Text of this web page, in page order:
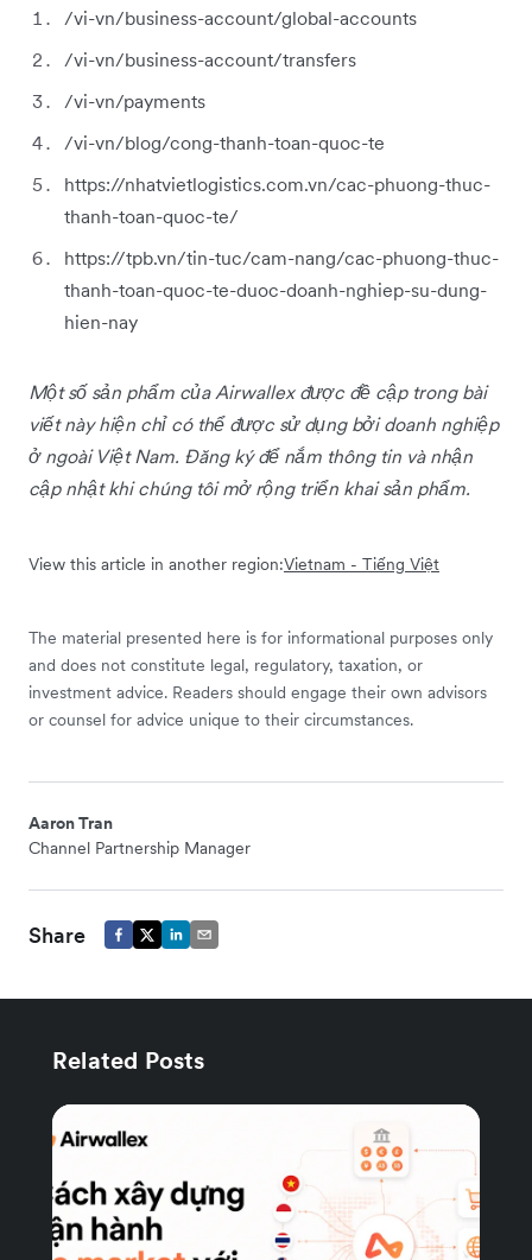
/vi-vn/business-account/global-accounts
/vi-vn/business-account/transfers
/vi-vn/payments
/vi-vn/blog/cong-thanh-toan-quoc-te
https://nhatvietlogistics.com.vn/cac-phuong-thuc-
thanh-toan-quoc-te/
https://tpb.vn/tin-tuc/cam-nang/cac-phuong-thuc-
thanh-toan-quoc-te-duoc-doanh-nghiep-su-dung-
hien-nay
Một số sản phẩm của Airwallex được đề cập trong bài
viết này hiện chỉ có thể được sử dụng bởi doanh nghiệp
ở ngoài Việt Nam. Đăng ký để nắm thông tin và nhận
cập nhật khi chúng tôi mở rộng triển khai sản phẩm.
View this article in another region:Vietnam - Tiếng Việt
The material presented here is for informational purposes only
and does not constitute legal, regulatory, taxation, or
investment advice. Readers should engage their own advisors
or counsel for advice unique to their circumstances.
Aaron Tran
Channel Partnership Manager
Share
Related Posts